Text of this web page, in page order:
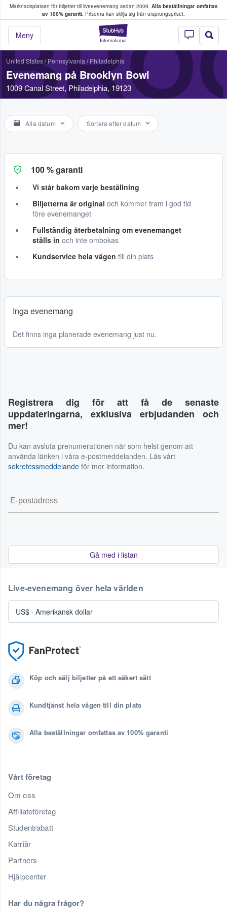
Marknadsplatsen för biljetter till liveevenemang sedan 2009. Alla beställningar omfattas
av 100% garanti. Priserna kan skilja sig från ursprungspriset.
StubHub – där
Meny
köper och säljer biljetter.
United States/ Pennsylvania / Philadelphia
Evenemang på Brooklyn Bowl
1009 Canal Street, Philadelphia, 19123
Alla datum Sortera efter datum
100 % garanti
Vi står bakom varje beställning
Biljetterna är original och kommer fram i god tid
före evenemanget
Fullständig återbetalning om evenemanget
ställs in och inte ombokas
Kundservice hela vägen till din plats
Inga evenemang
Det finns inga planerade evenemang just nu.
Registrera dig för att få de senaste
uppdateringarna, exklusiva erbjudanden och
mer!
Du kan avsluta prenumerationen när som helst genom att
använda länken i våra e-postmeddelanden. Läs vårt
sekretessmeddelande för mer information.
Gå med i listan
Köp och sälj biljetter på ett säkert sätt
Kundtjänst hela vägen till din plats
Alla beställningar omfattas av 100% garanti
Vårt företag
Om oss
Affiliateföretag
Studentrabatt
Karriär
Partners
Hjälpcenter
Har du några frågor?
Live-evenemang över hela världen
US$ · Amerikansk dollar